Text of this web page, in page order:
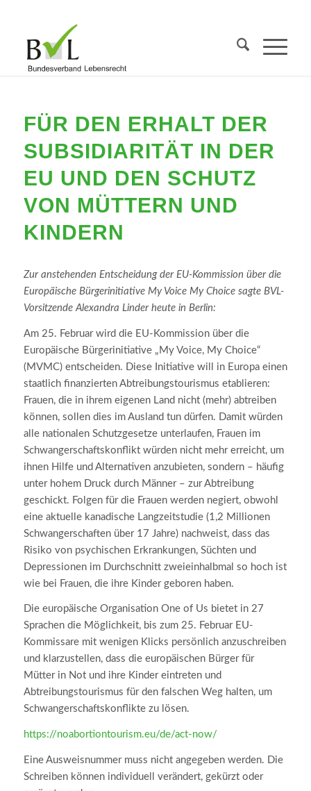
FÜR DEN ERHALT DER
SUBSIDIARITÄT IN DER
EU UND DEN SCHUTZ
VON MÜTTERN UND
KINDERN
Zur anstehenden Entscheidung der EU-Kommission über die
Europäische Bürgerinitiative My Voice My Choice sagte BVL-
Vorsitzende Alexandra Linder heute in Berlin:
Am 25. Februar wird die EU-Kommission über die
Europäische Bürgerinitiative „My Voice, My Choice“
(MVMC) entscheiden. Diese Initiative will in Europa einen
staatlich finanzierten Abtreibungstourismus etablieren:
Frauen, die in ihrem eigenen Land nicht (mehr) abtreiben
können, sollen dies im Ausland tun dürfen. Damit würden
alle nationalen Schutzgesetze unterlaufen, Frauen im
Schwangerschaftskonflikt würden nicht mehr erreicht, um
ihnen Hilfe und Alternativen anzubieten, sondern – häufig
unter hohem Druck durch Männer – zur Abtreibung
geschickt. Folgen für die Frauen werden negiert, obwohl
eine aktuelle kanadische Langzeitstudie (1,2 Millionen
Schwangerschaften über 17 Jahre) nachweist, dass das
Risiko von psychischen Erkrankungen, Süchten und
Depressionen im Durchschnitt zweieinhalbmal so hoch ist
wie bei Frauen, die ihre Kinder geboren haben.
Die europäische Organisation One of Us bietet in 27
Sprachen die Möglichkeit, bis zum 25. Februar EU-
Kommissare mit wenigen Klicks persönlich anzuschreiben
und klarzustellen, dass die europäischen Bürger für
Mütter in Not und ihre Kinder eintreten und
Abtreibungstourismus für den falschen Weg halten, um
Schwangerschaftskonflikte zu lösen.
https://noabortiontourism.eu/de/act-now/
Eine Ausweisnummer muss nicht angegeben werden. Die
Schreiben können individuell verändert, gekürzt oder